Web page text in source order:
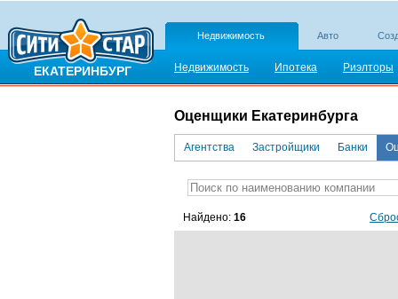
ЕКАТЕРИНБУРГ
Недвижимость Авто
Недвижимость Ипотека Риэлторы
Оценщики Екатеринбурга
Агентства Застройщики Банки
Найдено: 16